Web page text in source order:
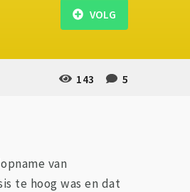
143 5
VOLG
van
te hoog was en dat